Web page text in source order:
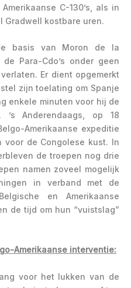
C-130’s, als in
Gradwell kostbare uren.
basis van Moron de la
Para-Cdo’s onder geen
Er dient opgemerkt
zijn toelating om Spanje
enkele minuten voor hij de
’s Anderendaags, op 18
Amerikaanse expeditie
voor de Congolese kust. In
de troepen nog drie
namen zoveel mogelijk
in verband met de
en Amerikaanse
de tijd om hun “vuistslag”
Amerikaanse interventie:
voor het lukken van de